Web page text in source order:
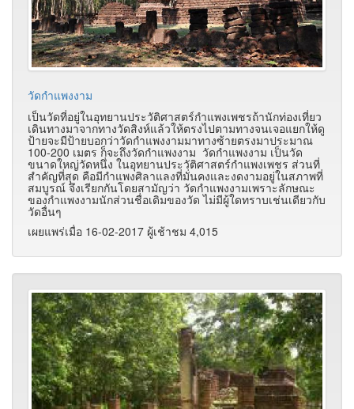
วัดกำแพงงาม
เป็นวัดที่อยู่ในอุทยานประวัติศาสตร์กำแพงเพชรถ้านักท่องเที่ยว
เดินทางมาจากทางวัดสิงห์แล้วให้ตรงไปตามทางจนเจอแยกให้ดู
ป้ายจะมีป้ายบอกว่าวัดกำแพงงามมาทางซ้ายตรงมาประมาณ
100-200 เมตร ก็จะถึงวัดกำแพงงาม วัดกำแพงงาม เป็นวัด
ขนาดใหญ่วัดหนึ่ง ในอุทยานประวัติศาสตร์กำแพงเพชร ส่วนที่
สำคัญที่สุด คือมีกำแพงศิลาแลงที่มั่นคงและงดงามอยู่ในสภาพที่
สมบูรณ์ จึงเรียกกันโดยสามัญว่า วัดกำแพงงามเพราะลักษณะ
ของกำแพงงามนักส่วนชื่อเดิมของวัด ไม่มีผู้ใดทราบเช่นเดียวกับ
วัดอื่นๆ
เผยแพร่เมื่อ 16-02-2017 ผู้เช้าชม 4,015